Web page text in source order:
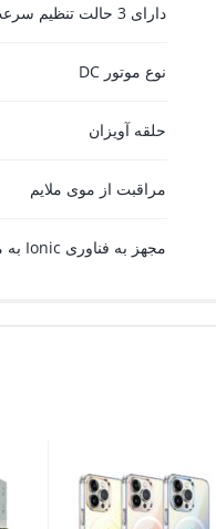
دارای 3 حالت تنظیم سرعت و دما
نوع موتور DC
حلقه آویزان
مراقبت از موی ملایم
مجهز به فناوری Ionic به منظور حالت پذیری و درخشندگی مو